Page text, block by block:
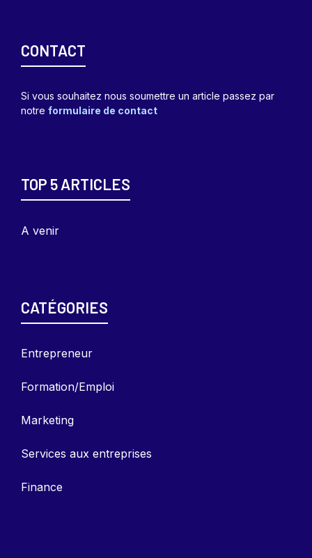
CONTACT
Si vous souhaitez nous soumettre un article passez par
notre formulaire de contact
TOP 5 ARTICLES
A venir
CATÉGORIES
Entrepreneur
Formation/Emploi
Marketing
Services aux entreprises
Finance